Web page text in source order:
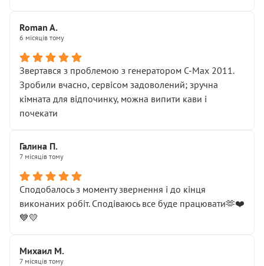
Roman A.
6 місяців тому
Звертався з проблемою з генератором C-Max 2011.
Зробили вчасно, сервісом задоволений; зручна
кімната для відпочинку, можна випити кави і
почекати
Галина П.
7 місяців тому
Сподобалось з моменту звернення і до кінця
виконаних робіт. Сподіваюсь все буде працювати🫶❤️
💙💛
Михаил М.
7 місяців тому